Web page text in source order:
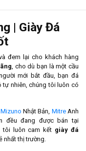
| Giày Đá
đem lại cho khách hàng
, cho dù bạn là một cầu
mới bắt đầu, bạn đá
tự nhiên, chúng tôi luôn có
Mizuno Nhật Bản, MitreAnh
đều đang được bán tại
tôi luôn cam kết giày đá
nhất thị trường.